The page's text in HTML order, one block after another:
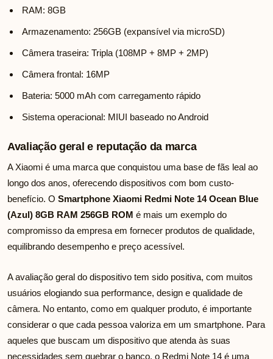
RAM: 8GB
Armazenamento: 256GB (expansível via microSD)
Câmera traseira: Tripla (108MP + 8MP + 2MP)
Câmera frontal: 16MP
Bateria: 5000 mAh com carregamento rápido
Sistema operacional: MIUI baseado no Android
Avaliação geral e reputação da marca
A Xiaomi é uma marca que conquistou uma base de fãs leal ao
longo dos anos, oferecendo dispositivos com bom custo-
benefício. O Smartphone Xiaomi Redmi Note 14 Ocean Blue
(Azul) 8GB RAM 256GB ROM é mais um exemplo do
compromisso da empresa em fornecer produtos de qualidade,
equilibrando desempenho e preço acessível.
A avaliação geral do dispositivo tem sido positiva, com muitos
usuários elogiando sua performance, design e qualidade de
câmera. No entanto, como em qualquer produto, é importante
considerar o que cada pessoa valoriza em um smartphone. Para
aqueles que buscam um dispositivo que atenda às suas
necessidades sem quebrar o banco, o Redmi Note 14 é uma